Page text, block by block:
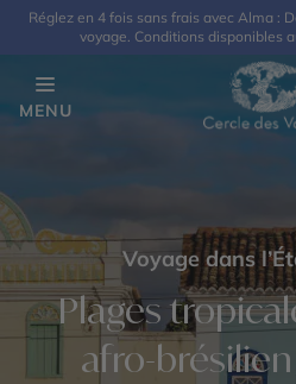
Réglez en 4 fois sans frais avec Alma :
voyage. Conditions disponibles
MENU
Voyage dans
Plages
afro-